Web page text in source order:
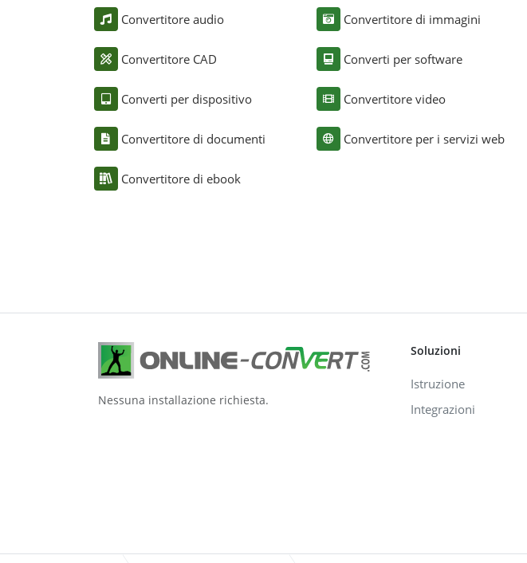
Convertitore audio
Convertitore CAD
Converti per dispositivo
Convertitore di documenti
Convertitore di ebook
Convertitore di immagini
Converti per software
Convertitore video
Convertitore per i servizi web
Nessuna installazione richiesta.
Soluzioni
Istruzione
Integrazioni